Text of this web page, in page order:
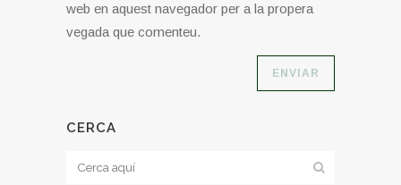
web en aquest navegador per a la propera
vegada que comenteu.
CERCA